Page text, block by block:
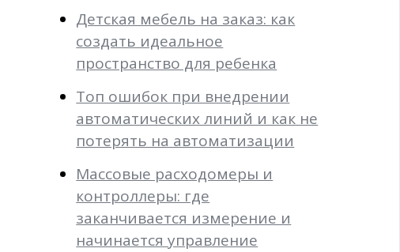
Детская мебель на заказ: как
создать идеальное
пространство для ребенка
Топ ошибок при внедрении
автоматических линий и как не
потерять на автоматизации
Массовые расходомеры и
контроллеры: где
заканчивается измерение и
начинается управление